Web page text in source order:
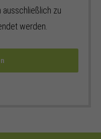
zu
werden.